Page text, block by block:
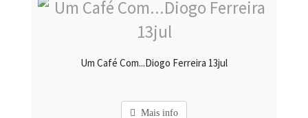
Um Café Com...Diogo Ferreira 13jul
Mais info